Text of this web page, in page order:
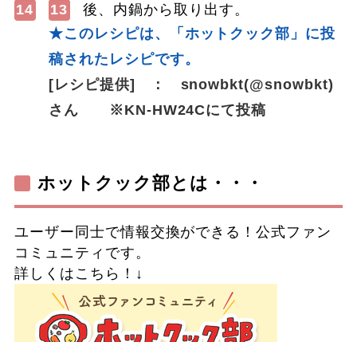
14 13
後、内鍋から取り出す。
★このレシピは、「ホットクック部」に投
稿されたレシピです。
[レシピ提供] ： snowbkt(@snowbkt)
さん ※KN-HW24Cにて投稿
ホットクック部とは・・・
ユーザー同士で情報交換ができる！公式ファン
コミュニティです。
詳しくはこちら！↓